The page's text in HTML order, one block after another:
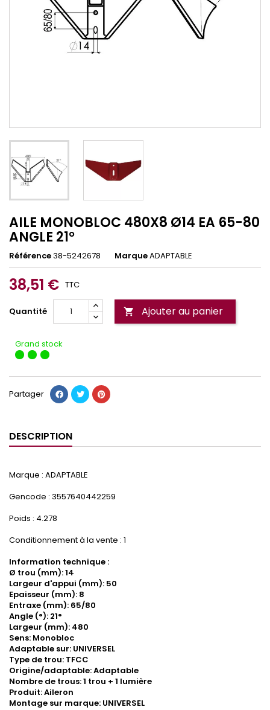
AILE MONOBLOC 480X8 Ø14 EA 65-80
ANGLE 21°
Référence38-5242678 MarqueADAPTABLE
38,51 € TTC
Quantité  Ajouter au panier
Grand stock
Partager
DESCRIPTION
Marque : ADAPTABLE
Gencode : 3557640442259
Poids : 4.278
Conditionnement à la vente : 1
Information technique :
Ø trou (mm): 14
Largeur d'appui (mm): 50
Epaisseur (mm): 8
Entraxe (mm): 65/80
Angle (°): 21°
Largeur (mm): 480
Sens: Monobloc
Adaptable sur: UNIVERSEL
Type de trou: TFCC
Origine/adaptable: Adaptable
Nombre de trous: 1 trou + 1 lumière
Produit: Aileron
Montage sur marque: UNIVERSEL